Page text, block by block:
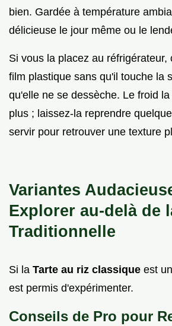
bien. Gardée à température
délicieuse le jour même ou le
Si vous la placez au réfrigérateur,
film plastique sans qu'il touche la
qu'elle ne se dessèche. Le froid
plus ; laissez-la reprendre
servir pour retrouver une texture
Variantes
Explorer au-delà de
Traditionnelle
Si la Tarte au riz classique est
est permis d'expérimenter.
Conseils de Pro pour